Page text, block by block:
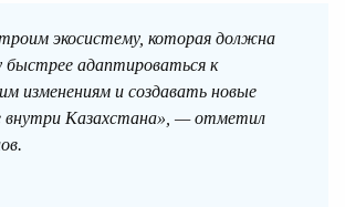
экосистему, которая должна
быстрее адаптироваться к
изменениям и создавать новые
Казахстана», — отметил